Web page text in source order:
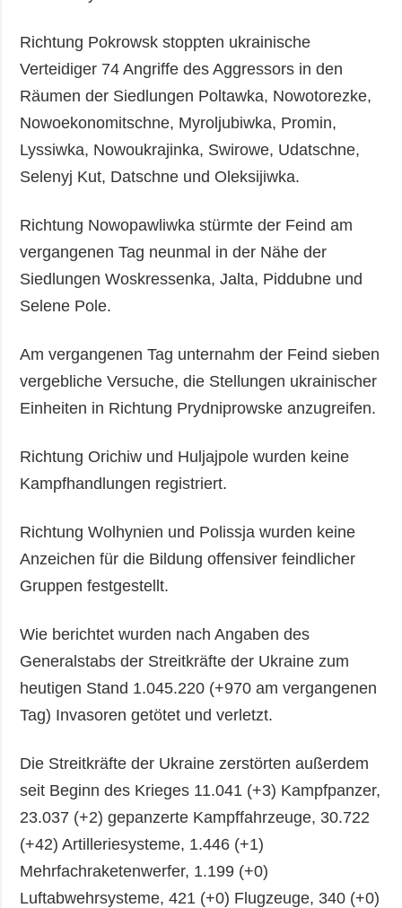
Richtung Pokrowsk stoppten ukrainische
Verteidiger 74 Angriffe des Aggressors in den
Räumen der Siedlungen Poltawka, Nowotorezke,
Nowoekonomitschne, Myroljubiwka, Promin,
Lyssiwka, Nowoukrajinka, Swirowe, Udatschne,
Selenyj Kut, Datschne und Oleksijiwka.
Richtung Nowopawliwka stürmte der Feind am
vergangenen Tag neunmal in der Nähe der
Siedlungen Woskressenka, Jalta, Piddubne und
Selene Pole.
Am vergangenen Tag unternahm der Feind sieben
vergebliche Versuche, die Stellungen ukrainischer
Einheiten in Richtung Prydniprowske anzugreifen.
Richtung Orichiw und Huljajpole wurden keine
Kampfhandlungen registriert.
Richtung Wolhynien und Polissja wurden keine
Anzeichen für die Bildung offensiver feindlicher
Gruppen festgestellt.
Wie berichtet wurden nach Angaben des
Generalstabs der Streitkräfte der Ukraine zum
heutigen Stand 1.045.220 (+970 am vergangenen
Tag) Invasoren getötet und verletzt.
Die Streitkräfte der Ukraine zerstörten außerdem
seit Beginn des Krieges 11.041 (+3) Kampfpanzer,
23.037 (+2) gepanzerte Kampffahrzeuge, 30.722
(+42) Artilleriesysteme, 1.446 (+1)
Mehrfachraketenwerfer, 1.199 (+0)
Luftabwehrsysteme, 421 (+0) Flugzeuge, 340 (+0)